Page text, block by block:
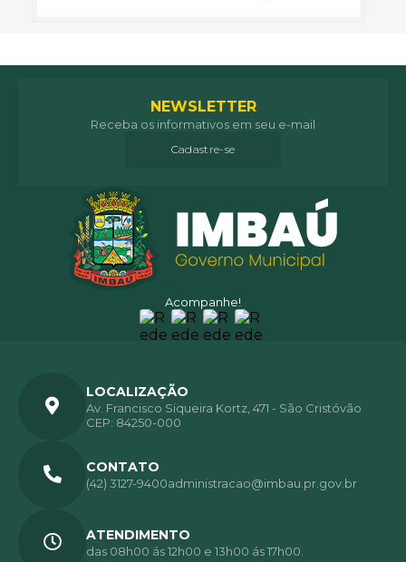
Acompanhe!
NEWSLETTER
Receba os informativos em seu e-mail
Cadastre-se
LOCALIZAÇÃO
Av. Francisco Siqueira Kortz, 471 - São Cristóvão
CEP: 84250-000
CONTATO
(42) 3127-9400administracao@imbau.pr.gov.br
ATENDIMENTO
das 08h00 ás 12h00 e 13h00 ás 17h00.